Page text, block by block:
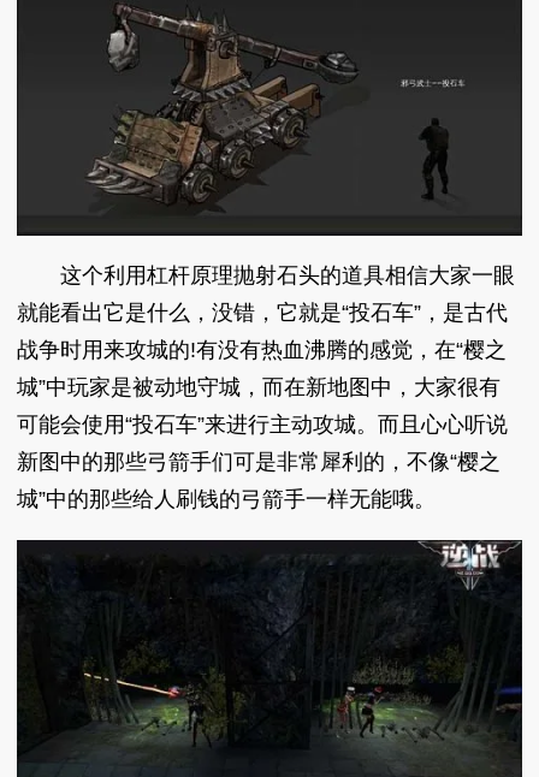
这个利用杠杆原理抛射石头的道具相信大家一眼
就能看出它是什么，没错，它就是“投石车”，是古代
战争时用来攻城的!有没有热血沸腾的感觉，在“樱之
城”中玩家是被动地守城，而在新地图中，大家很有
可能会使用“投石车”来进行主动攻城。而且心心听说
新图中的那些弓箭手们可是非常犀利的，不像“樱之
城”中的那些给人刷钱的弓箭手一样无能哦。